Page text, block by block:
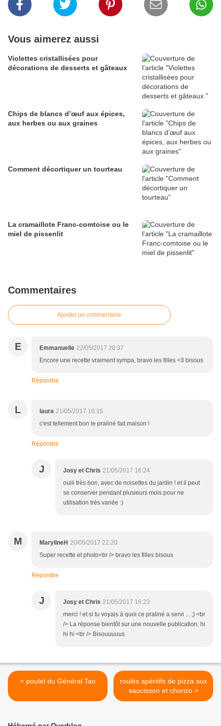
Vous aimerez aussi
Violettes cristallisées pour
décorations de desserts et gâteaux
Chips de blancs d’œuf aux épices,
aux herbes ou aux graines
Comment décortiquer un tourteau
La cramaillote Franc-comtoise ou le
miel de pissenlit
Commentaires
Ajouter un commentaire
E Emmanuelle 22/05/2017 20:37
Encore une recette vraiment sympa, bravo les filles <3 bisous
Répondre
L laura 21/05/2017 16:15
c'est tellement bon le praliné fait maison !
Répondre
J Josy et Chris 21/05/2017 16:24
ouiii très bon, avec de noisettes du jardin ! et il peut
se conserver pendant plusieurs mois pour ne
utilisation très variée :)
M MarylineH 20/05/2017 22:20
Super recette et photo<br /> bravo les filles bisous
Répondre
J Josy et Chris 21/05/2017 16:23
merci ! et si tu voyais à quoi ce praliné a servi ... ;) <br
/> La réponse bientôt sur une nouvelle publication. hi
hi hi <br /> Bisouuuuus
< poulet du Général Tao
roulés apéritifs de pizza aux
saucisson et chorizo >